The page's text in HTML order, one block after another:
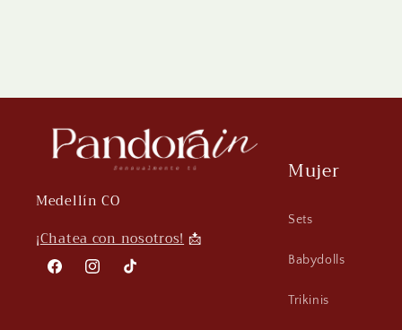
Medellín CO
¡Chatea con nosotros!📩
FacebookInstagramTikTok
Mujer
Sets
Babydolls
Trikinis